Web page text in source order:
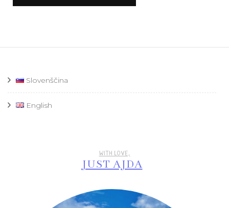
Slovenščina
English
WITH LOVE,
JUST AJDA